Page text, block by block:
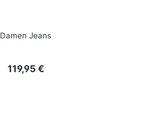
Damen Jeans
Regulärer Preis:
119,95 €